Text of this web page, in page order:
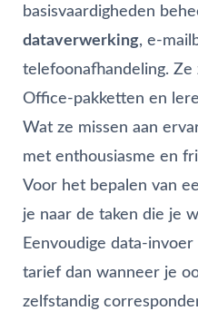
basisvaardigheden
dataverwerking, e-
telefoonafhandeling.
Office-pakketten en
Wat ze missen aan
met enthousiasme en
Voor het bepalen van
je naar de taken die je
Eenvoudige data-
tarief dan wanneer je
zelfstandig